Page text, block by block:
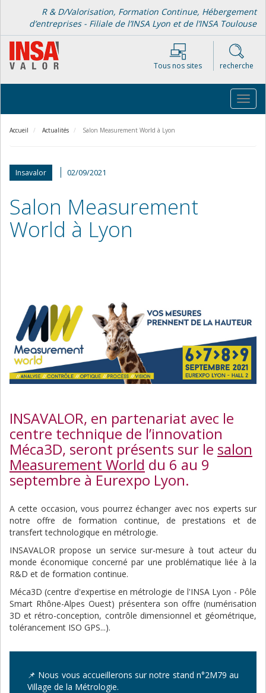
contenu
principal
R & D/Valorisation, Formation Continue, Hébergement
d’entreprises - Filiale de l’INSA Lyon et de l’INSA Toulouse
Tous nos sites recherche
Accueil Actualités Salon Measurement World à Lyon
Insavalor 02/09/2021
Salon Measurement
World à Lyon
INSAVALOR, en partenariat avec le
centre technique de l’innovation
Méca3D, seront présents sur le salon
Measurement World du 6 au 9
septembre à Eurexpo Lyon.
A cette occasion, vous pourrez échanger avec nos experts sur
notre offre de formation continue, de prestations et de
transfert technologique en métrologie.
INSAVALOR propose un service sur-mesure à tout acteur du
monde économique concerné par une problématique liée à la
R&D et de formation continue.
Méca3D (centre d'expertise en métrologie de l'INSA Lyon - Pôle
Smart Rhône-Alpes Ouest) présentera son offre (numérisation
3D et rétro-conception, contrôle dimensionnel et géométrique,
tolérancement ISO GPS...).
📌 Nous vous accueillerons sur notre stand n°2M79 au
Village de la Métrologie.